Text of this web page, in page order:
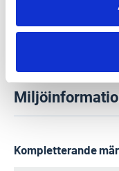
Kompletterande